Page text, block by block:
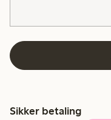
Sikker betaling